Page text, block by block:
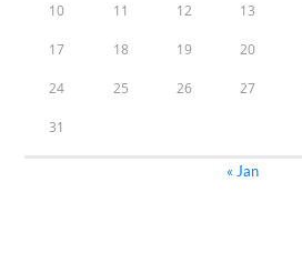
10 11 12 13
17 18 19 20
24 25 26 27
31
« Jan